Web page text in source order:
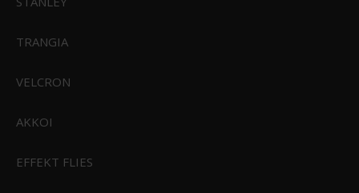
CIVIVI Baby Banter Cuibourtia Wood Black Stonewashed Nitro-V Blade
TRANGIA
VELCRON
AKKOI
EFFEKT FLIES